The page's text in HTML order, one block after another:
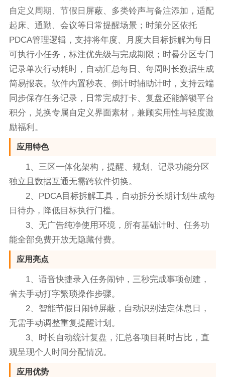
自定义周期、节假日屏蔽、多类铃声与备注添加，适配
起床、通勤、会议等日常提醒场景；时策分区依托
PDCA管理逻辑，支持将年度、月度大目标拆解为每日
可执行小任务，标注优先级与完成期限；时晷分区专门
记录单次行动耗时，自动汇总每日、每周时长数据生成
简易报表。软件内置秒表、倒计时辅助计时，支持云端
同步保存任务记录，日常完成打卡、复盘还能解锁平台
积分，兑换专属自定义界面素材，兼顾实用性与轻度激
励福利。
应用特色
1、三区一体化架构，提醒、规划、记录功能分区
独立且数据互通无需跨软件切换。
2、PDCA目标拆解工具，自动拆分长期计划生成每
日待办，降低目标执行门槛。
3、无广告纯净使用环境，所有基础计时、任务功
能全部免费开放无隐藏付费。
应用亮点
1、语音快捷录入任务闹钟，三秒完成事项创建，
省去手动打字繁琐操作步骤。
2、智能节假日闹钟屏蔽，自动识别法定休息日，
无需手动调整重复提醒计划。
3、时长自动统计复盘，汇总各项目耗时占比，直
观呈现个人时间分配情况。
应用优势